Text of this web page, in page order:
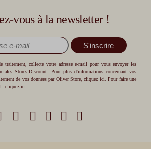
vous à la newsletter !
S'inscrire
traitement, collecte votre adresse e-mail pour vous envoyer les
Stores-Discount. Pour plus d'informations concernant vos
de vos données par Oliver Store,cliquez ici. Pour faire une
cliquez ici.